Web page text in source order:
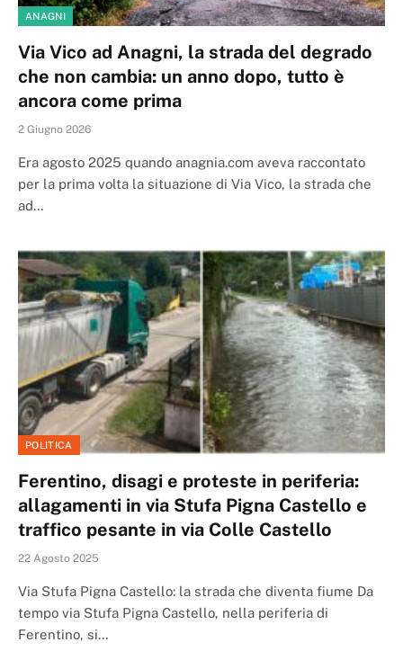
ANAGNI
Via Vico ad Anagni, la strada del degrado
che non cambia: un anno dopo, tutto è
ancora come prima
2 Giugno 2026
Era agosto 2025 quando anagnia.com aveva raccontato
per la prima volta la situazione di Via Vico, la strada che
ad…
POLITICA
Ferentino, disagi e proteste in periferia:
allagamenti in via Stufa Pigna Castello e
traffico pesante in via Colle Castello
22 Agosto 2025
Via Stufa Pigna Castello: la strada che diventa fiume Da
tempo via Stufa Pigna Castello, nella periferia di
Ferentino, si…